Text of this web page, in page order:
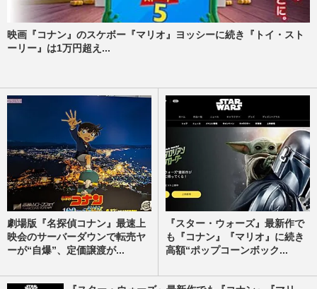
映画『コナン』のスケボー『マリオ』ヨッシーに続き『トイ・スト
ーリー』は1万円超え...
劇場版『名探偵コナン』最速上
映会のサーバーダウンで転売ヤ
ーが“自爆”、定価譲渡が...
『スター・ウォーズ』最新作で
も『コナン』『マリオ』に続き
高額“ポップコーンボック...